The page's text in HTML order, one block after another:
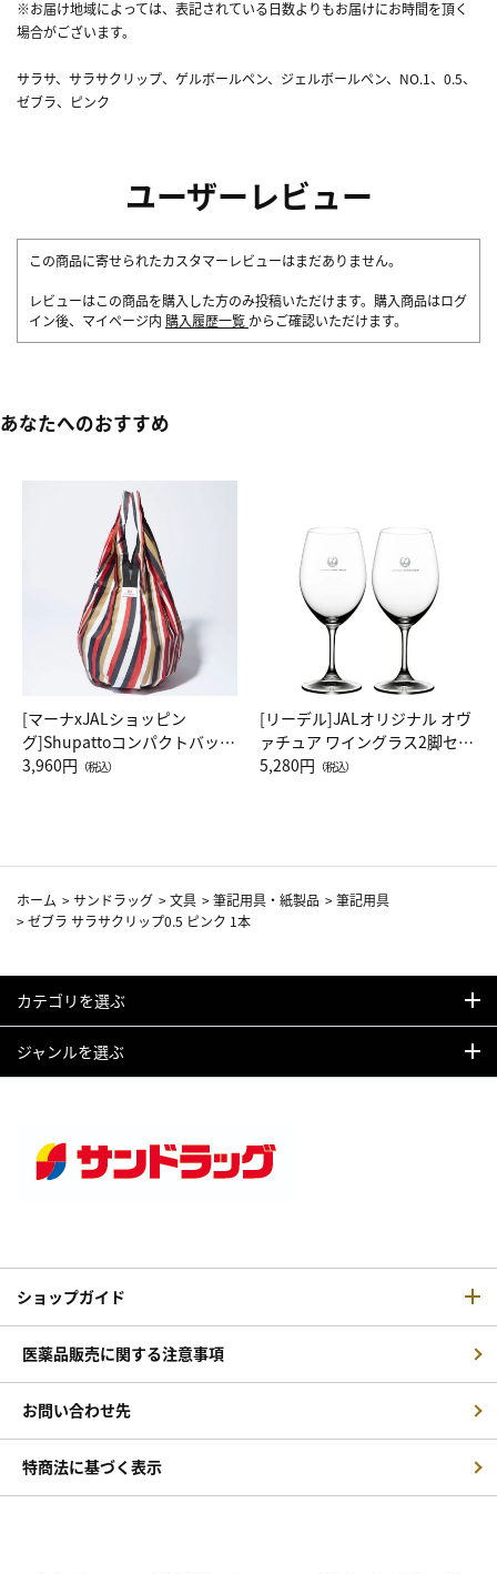
※お届け地域によっては、表記されている日数よりもお届けにお時間を頂く
場合がございます。
サラサ、サラサクリップ、ゲルボールペン、ジェルボールペン、NO.1、0.5、
ゼブラ、ピンク
ユーザーレビュー
この商品に寄せられたカスタマーレビューはまだありません。
レビューはこの商品を購入した方のみ投稿いただけます。購入商品はログ
イン後、マイページ内 購入履歴一覧 からご確認いただけます。
あなたへのおすすめ
[マーナxJALショッピン
グ]Shupattoコンパクトバッグ
Drop JAL客室乗務員（LC）ス
3,960円 （税込）
[リーデル]JALオリジナル オヴ
ァチュア ワイングラス2脚セッ
ト（レッドワイン）
5,280円 （税込）
ホーム >サンドラッグ >文具 >筆記用具・紙製品 >筆記用具
>ゼブラ サラサクリップ0.5 ピンク 1本
カテゴリを選ぶ
ジャンルを選ぶ
ショップガイド
医薬品販売に関する注意事項
お問い合わせ先
特商法に基づく表示